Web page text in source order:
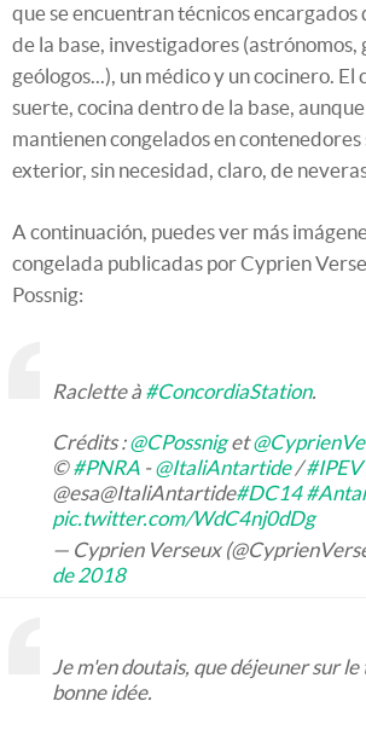
que se encuentran técnicos
de la base, investigadores (astrónomos,
geólogos...), un médico y un cocinero. El
suerte, cocina dentro de la base,
mantienen congelados en contenedores
exterior, sin necesidad, claro, de
A continuación, puedes ver más
congelada publicadas por Cyprien
Possnig:
Raclette à #ConcordiaStation.
Crédits :@CPossniget
©#PNRA -@ItaliAntartide/#IPEV
@esa@ItaliAntartide#DC14
pic.twitter.com/WdC4nj0dDg
— Cyprien Verseux
de 2018
Je m'en doutais, que déjeuner sur
bonne idée.